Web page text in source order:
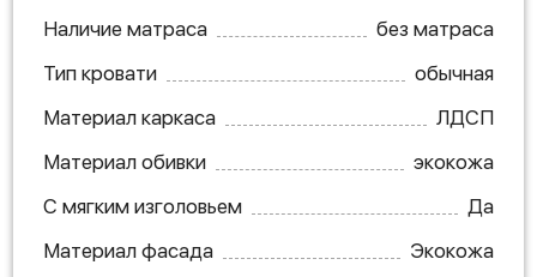
Наличие матраса
без матраса
Тип кровати
обычная
Материал каркаса
ЛДСП
Материал обивки
экокожа
С мягким изголовьем
Да
Материал фасада
Экокожа